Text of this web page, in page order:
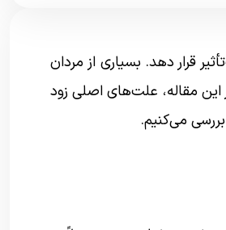
قرار دهد. بسیاری از مردان
این مقاله، علت‌های اصلی زود
می‌کنیم.